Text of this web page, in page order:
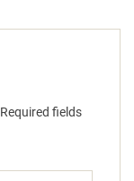
Required fields